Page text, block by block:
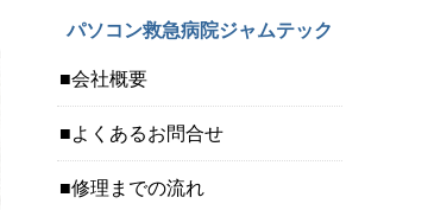
パソコン救急病院ジャムテック
会社概要
よくあるお問合せ
修理までの流れ